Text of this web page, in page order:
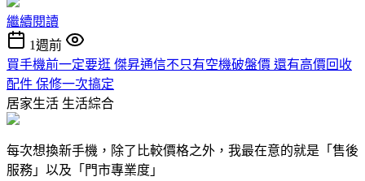
繼續閱讀
1週前
買手機前一定要逛 傑昇通信不只有空機破盤價 還有高價回收
配件 保修一次搞定
居家生活 生活綜合
每次想換新手機，除了比較價格之外，我最在意的就是「售後
服務」以及「門市專業度」